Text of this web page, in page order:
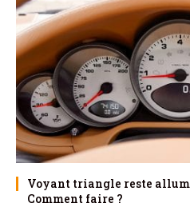
Voyant triangle reste
Comment faire ?